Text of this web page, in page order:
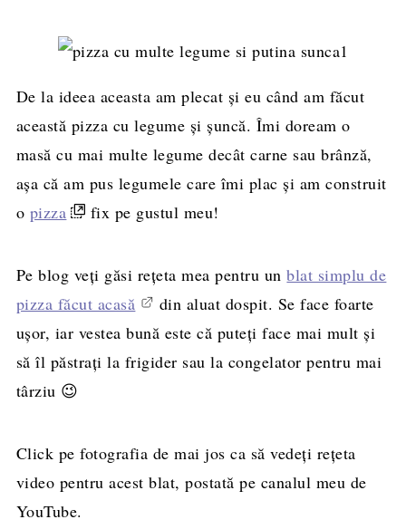
De la ideea aceasta am plecat și eu când am făcut
această pizza cu legume și șuncă. Îmi doream o
masă cu mai multe legume decât carne sau brânză,
așa că am pus legumele care îmi plac și am construit
o pizza fix pe gustul meu!
Pe blog veți găsi rețeta mea pentru unblat simplu de
pizza făcut acasă
din aluat dospit. Se face foarte
ușor, iar vestea bună este că puteți face mai mult și
să îl păstrați la frigider sau la congelator pentru mai
târziu 😉
Click pe fotografia de mai jos ca să vedeți rețeta
video pentru acest blat, postată pe canalul meu de
YouTube.